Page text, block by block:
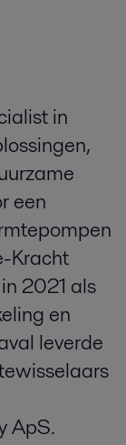
in
een
Kracht
2021 als
en
leverde
ApS.